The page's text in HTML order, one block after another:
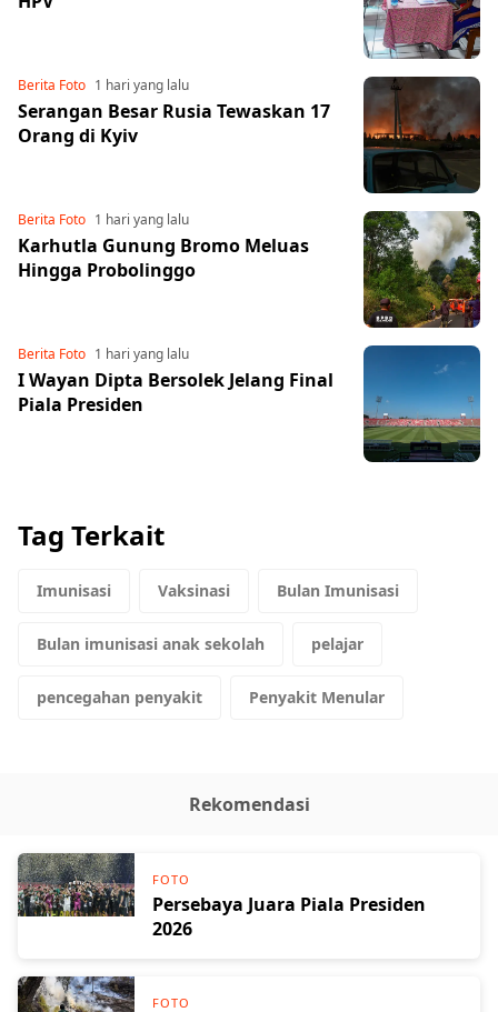
Berita Foto 1 hari yang lalu
Serangan Besar Rusia Tewaskan 17
Orang di Kyiv
Berita Foto 1 hari yang lalu
Karhutla Gunung Bromo Meluas
Hingga Probolinggo
Berita Foto 1 hari yang lalu
I Wayan Dipta Bersolek Jelang Final
Piala Presiden
Tag Terkait
Imunisasi Vaksinasi Bulan Imunisasi
Bulan imunisasi anak sekolah pelajar
pencegahan penyakit Penyakit Menular
Rekomendasi
FOTO
Persebaya Juara Piala Presiden
2026
FOTO
Pinterest